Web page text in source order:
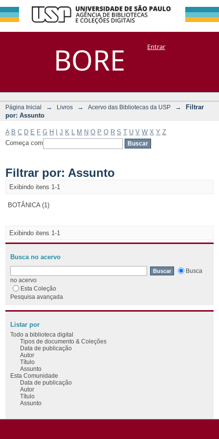
BORE
Filtrar por:
Assunto
DSpace/Manakin + CoriscoEntrar
Página Inicial → Livros → Acervo das Bibliotecas da USP →
Filtrar
por: Assunto
A B C D E F G H J K M N O P Q R S T U V W X Y Z
Começa com
Filtrar por: Assunto
Exibindo itens 1-1
BOTÂNICA (1)
Exibindo itens 1-1
Busca no acervo
Busca
no acervo
Esta Coleção
Pesquisa avançada
Listar por
Todo a biblioteca digital
Tipos de documento & Coleções
Data de publicação
Autor
Título
Assunto
Esta Comunidade
Data de publicação
Autor
Título
Assunto